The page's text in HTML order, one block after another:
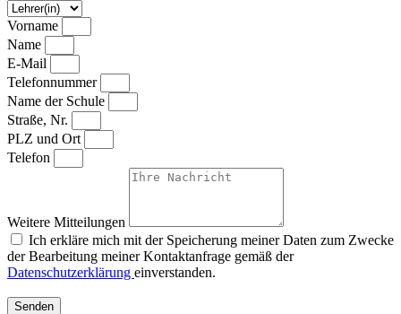
Vorname
Name
E-Mail
Telefonnummer
Name der Schule
Straße, Nr.
PLZ und Ort
Telefon
Weitere Mitteilungen
Ich erkläre mich mit der Speicherung meiner Daten zum Zwecke
der Bearbeitung meiner Kontaktanfrage gemäß der
Datenschutzerklärung einverstanden.
Senden